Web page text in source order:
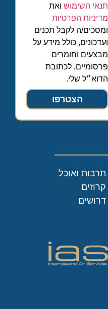
תנאי השימוש ואת
מדיניות הפרטיות
ומסכים/ה לקבל תכנים
ועדכונים, כולל מידע על
מבצעים וחומרים
פרסומיים, לכתובת
הדוא״ל שלי.
הצטרפו
תרבות ואוכל
קרוזים
דרושים